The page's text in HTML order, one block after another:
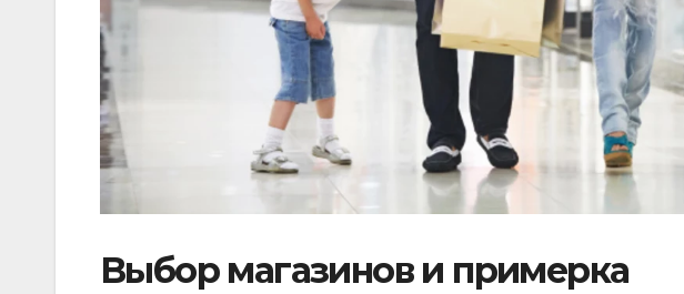
Выбор магазинов и примерка